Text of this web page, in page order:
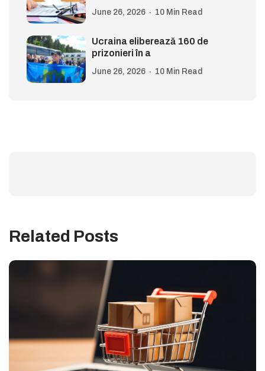
June 26, 2026 10 Min Read
Ucraina eliberează 160 de
prizonieri în a
June 26, 2026 10 Min Read
Related Posts